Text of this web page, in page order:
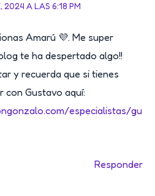
2024 A LAS 6:18 PM
Amarú 💜. Me super
te ha despertado algo!!
y recuerda que si tienes
con Gustavo aquí:
especialistas/gu
Responder